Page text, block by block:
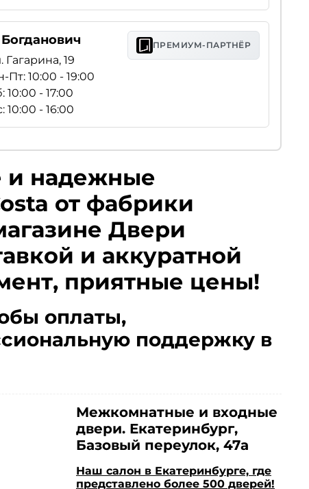
Богданович
Гагарина, 19
Пт: 10:00 - 19:00
10:00 - 17:00
10:00 - 16:00
ПРЕМИУМ-ПАРТНЁР
и надежные
от фабрики
Двери
и аккуратной
приятные цены!
оплаты,
поддержку в
Межкомнатные и входные
двери. Екатеринбург,
Базовый переулок, 47а
Наш салон в Екатеринбурге, где
представлено более 500 дверей!